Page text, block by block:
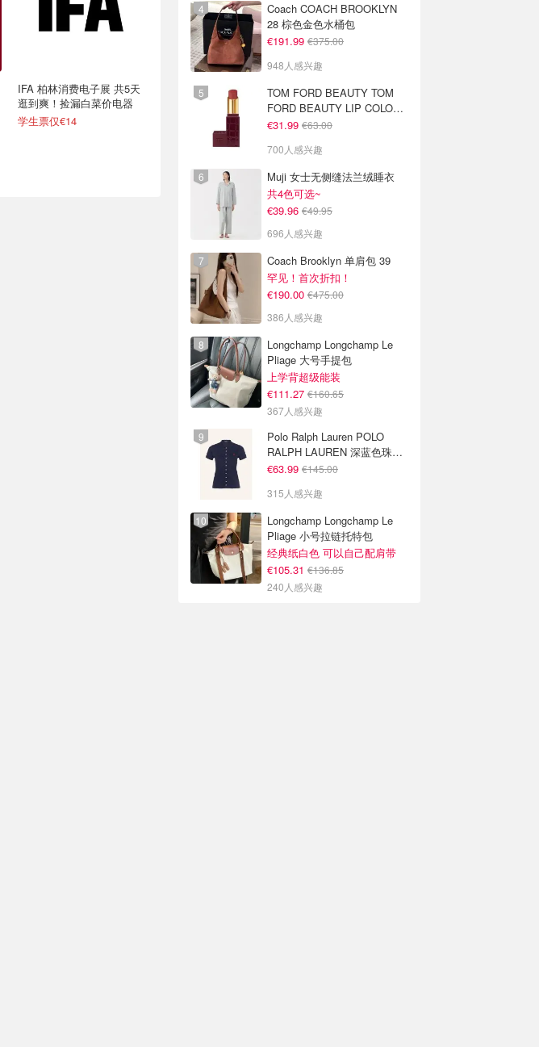
IFA 柏林消费电子展 共5天
逛到爽！捡漏白菜价电器
学生票仅€14
Coach COACH BROOKLYN
28 棕色金色水桶包
€191.99 €375.00
948人感兴趣
TOM FORD BEAUTY TOM
FORD BEAUTY LIP COLOR
SATIN MATTE 裸玫瑰口红
€31.99 €63.00
700人感兴趣
Muji 女士无侧缝法兰绒睡衣
共4色可选~
€39.96 €49.95
696人感兴趣
Coach Brooklyn 单肩包 39
罕见！首次折扣！
€190.00 €475.00
386人感兴趣
Longchamp Longchamp Le
Pliage 大号手提包
上学背超级能装
€111.27 €160.65
367人感兴趣
Polo Ralph Lauren POLO
RALPH LAUREN 深蓝色珠地
布 Polo衫
€63.99 €145.00
315人感兴趣
Longchamp Longchamp Le
Pliage 小号拉链托特包
经典纸白色 可以自己配肩带
€105.31 €136.85
240人感兴趣